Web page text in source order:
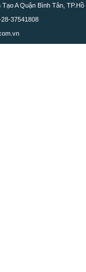
A Quận Bình Tân, TP.Hồ
37541808